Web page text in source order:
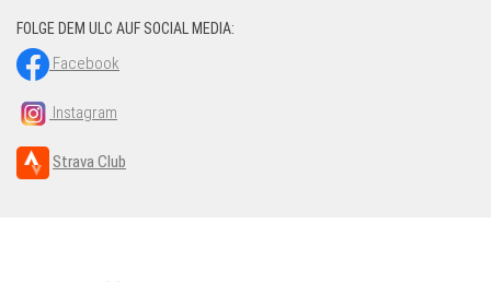
FOLGE DEM ULC AUF SOCIAL MEDIA:
Facebook
Instagram
Strava Club